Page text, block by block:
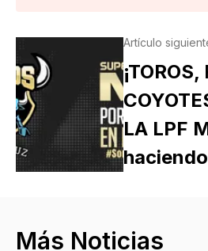
Artículo
LA LPF
Más Noticias